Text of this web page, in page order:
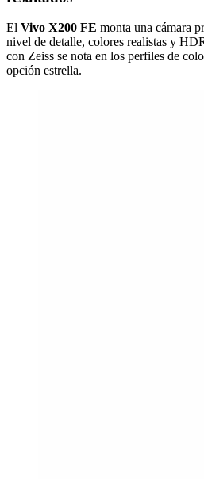
El Vivo X200 FE monta una cámara
nivel de detalle, colores realistas y
con Zeiss se nota en los perfiles de
opción estrella.